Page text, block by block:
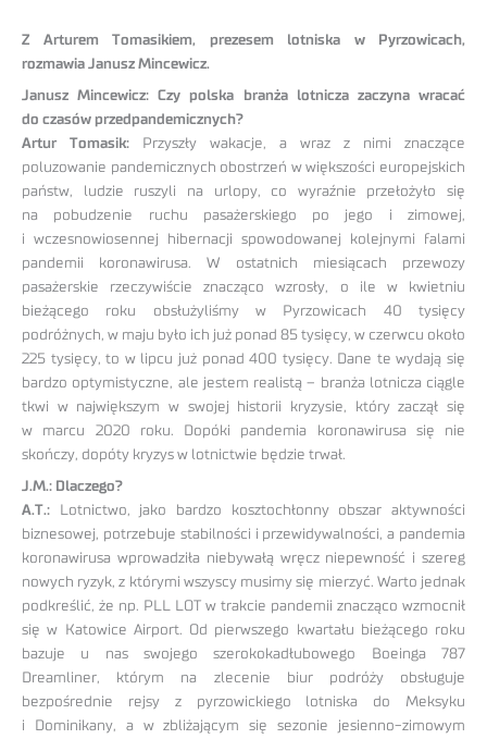
Z Arturem Tomasikiem, prezesem lotniska w Pyrzowicach,
rozmawia Janusz Mincewicz.
Janusz Mincewicz: Czy polska branża lotnicza zaczyna wracać
do czasów przedpandemicznych?
Artur Tomasik: Przyszły wakacje, a wraz z nimi znaczące
poluzowanie pandemicznych obostrzeń w większości europejskich
państw, ludzie ruszyli na urlopy, co wyraźnie przełożyło się
na pobudzenie ruchu pasażerskiego po jego i zimowej,
i wczesnowiosennej hibernacji spowodowanej kolejnymi falami
pandemii koronawirusa. W ostatnich miesiącach przewozy
pasażerskie rzeczywiście znacząco wzrosły, o ile w kwietniu
bieżącego roku obsłużyliśmy w Pyrzowicach 40 tysięcy
podróżnych, w maju było ich już ponad 85 tysięcy, w czerwcu około
225 tysięcy, to w lipcu już ponad 400 tysięcy. Dane te wydają się
bardzo optymistyczne, ale jestem realistą – branża lotnicza ciągle
tkwi w największym w swojej historii kryzysie, który zaczął się
w marcu 2020 roku. Dopóki pandemia koronawirusa się nie
skończy, dopóty kryzys w lotnictwie będzie trwał.
J.M.: Dlaczego?
A.T.: Lotnictwo, jako bardzo kosztochłonny obszar aktywności
biznesowej, potrzebuje stabilności i przewidywalności, a pandemia
koronawirusa wprowadziła niebywałą wręcz niepewność i szereg
nowych ryzyk, z którymi wszyscy musimy się mierzyć. Warto jednak
podkreślić, że np. PLL LOT w trakcie pandemii znacząco wzmocnił
się w Katowice Airport. Od pierwszego kwartału bieżącego roku
bazuje u nas swojego szerokokadłubowego Boeinga 787
Dreamliner, którym na zlecenie biur podróży obsługuje
bezpośrednie rejsy z pyrzowickiego lotniska do Meksyku
i Dominikany, a w zbliżającym się sezonie jesienno-zimowym